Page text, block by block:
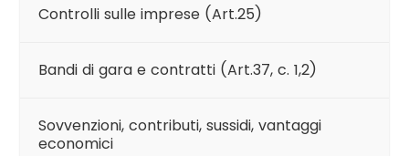
Controlli sulle imprese (Art.25)
Bandi di gara e contratti (Art.37, c. 1,2)
Sovvenzioni, contributi, sussidi, vantaggi
economici